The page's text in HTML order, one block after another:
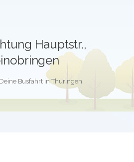
Hauptstr.,
Busfahrt in Thüringen